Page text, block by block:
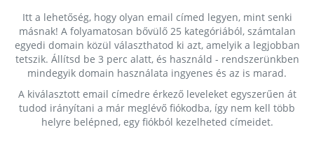
Itt a lehetőség, hogy olyan email címed legyen, mint senki
másnak! A folyamatosan bővülő 25 kategóriából, számtalan
egyedi domain közül választhatod ki azt, amelyik a legjobban
tetszik. Állítsd be 3 perc alatt, és használd - rendszerünkben
mindegyik domain használata ingyenes és az is marad.
A kiválasztott email címedre érkező leveleket egyszerűen át
tudod irányítani a már meglévő fiókodba, így nem kell több
helyre belépned, egy fiókból kezelheted címeidet.